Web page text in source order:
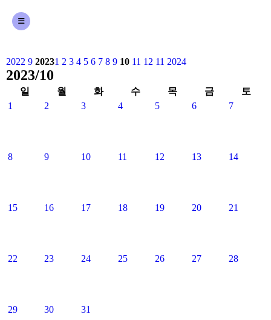
2022 9 20231 2 3 4 5 6 7 8 9 10 11 12 11 2024
2023/10
일 월 화 수 목 금
토
1
2 3 4 5 6 7
8 9 10 11 12 13 14
15 16 17 18 19 20 21
22 23 24 25 26 27 28
29 30 31